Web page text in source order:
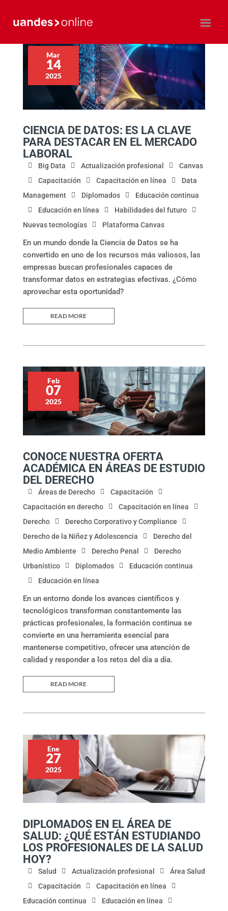
CIENCIA DE DATOS: ES LA CLAVE
PARA DESTACAR EN EL MERCADO
LABORAL
Big Data Actualización profesional
Canvas
Capacitación
Capacitación en línea
Data
Management
Diplomados
Educación continua
Educación en línea
Habilidades del futuro
Nuevas tecnologías
Plataforma Canvas
En un mundo donde la Ciencia de Datos se ha
convertido en uno de los recursos más valiosos, las
empresas buscan profesionales capaces de
transformar datos en estrategias efectivas. ¿Cómo
aprovechar esta oportunidad?
READ MORE
Mar
14
2025
CONOCE NUESTRA OFERTA
ACADÉMICA EN ÁREAS DE ESTUDIO
DEL DERECHO
Áreas de Derecho
Capacitación
Capacitación en derecho
Capacitación en línea
Derecho
Derecho Corporativo y Compliance
Derecho de la Niñez y Adolescencia
Derecho del
Medio Ambiente
Derecho Penal
Derecho
Urbanístico
Diplomados
Educación continua
Educación en línea
En un entorno donde los avances científicos y
tecnológicos transforman constantemente las
prácticas profesionales, la formación continua se
convierte en una herramienta esencial para
mantenerse competitivo, ofrecer una atención de
calidad y responder a los retos del día a día.
READ MORE
Feb
07
2025
DIPLOMADOS EN EL ÁREA DE
SALUD: ¿QUÉ ESTÁN ESTUDIANDO
LOS PROFESIONALES DE LA SALUD
HOY?
Salud Actualización profesional
Área Salud
Capacitación
Capacitación en línea
Educación continua
Educación en línea
Ene
27
2025